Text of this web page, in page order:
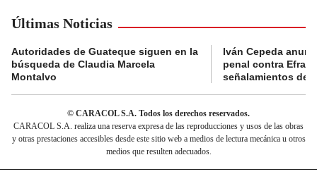
Últimas Noticias
Autoridades de Guateque siguen en la
búsqueda de Claudia Marcela
Montalvo
Iván Cepeda
penal contra
señalamientos de
© CARACOL S.A. Todos los derechos reservados.
CARACOL S.A. realiza una reserva expresa de las reproducciones y usos de las obras
y otras prestaciones accesibles desde este sitio web a medios de lectura mecánica u otros
medios que resulten adecuados.